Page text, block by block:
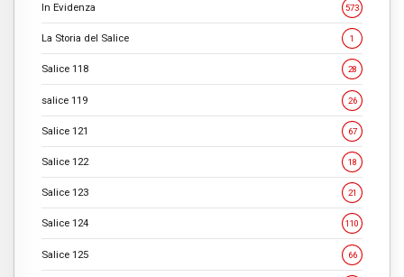
In Evidenza 573
La Storia del Salice 1
Salice 118 28
salice 119 26
Salice 121 67
Salice 122 18
Salice 123 21
Salice 124 110
Salice 125 66